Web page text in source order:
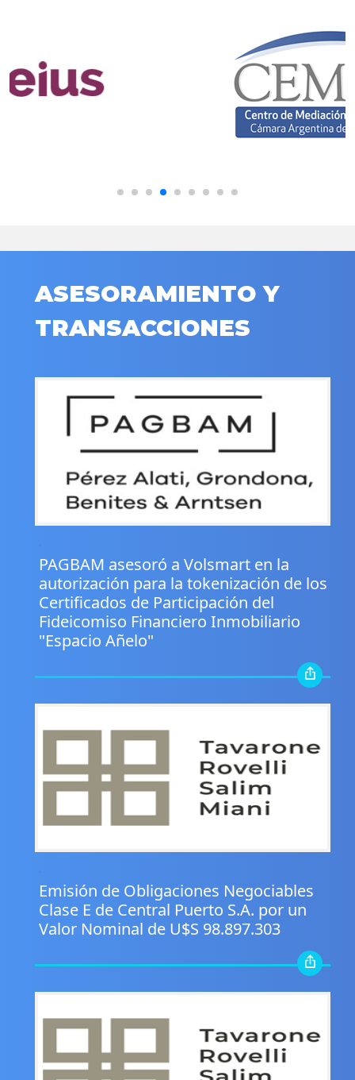
ASESORAMIENTO Y
TRANSACCIONES
PAGBAM asesoró a Volsmart en la
autorización para la tokenización de los
Certificados de Participación del
Fideicomiso Financiero Inmobiliario
"Espacio Añelo"
Emisión de Obligaciones Negociables
Clase E de Central Puerto S.A. por un
Valor Nominal de U$S 98.897.303